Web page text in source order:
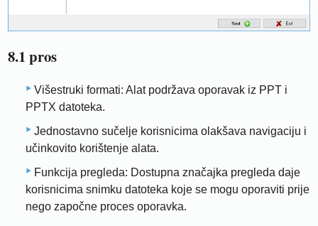
8.1 pros
Višestruki formati: Alat podržava oporavak iz PPT i
PPTX datoteka.
Jednostavno sučelje korisnicima olakšava navigaciju i
učinkovito korištenje alata.
Funkcija pregleda: Dostupna značajka pregleda daje
korisnicima snimku datoteka koje se mogu oporaviti prije
nego započne proces oporavka.